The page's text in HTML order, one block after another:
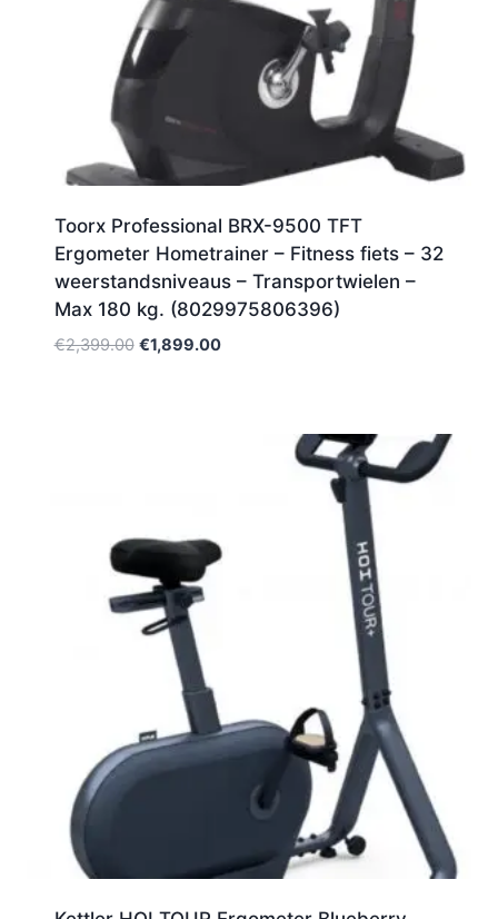
Toorx Professional BRX-9500 TFT
Ergometer Hometrainer – Fitness fiets – 32
weerstandsniveaus – Transportwielen –
Max 180 kg. (8029975806396)
€2,399.00 Oorspronkelijke
€1,899.00Huidige